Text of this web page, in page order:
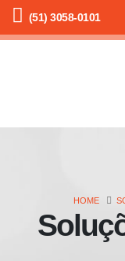
(51) 3058-0101
HOME